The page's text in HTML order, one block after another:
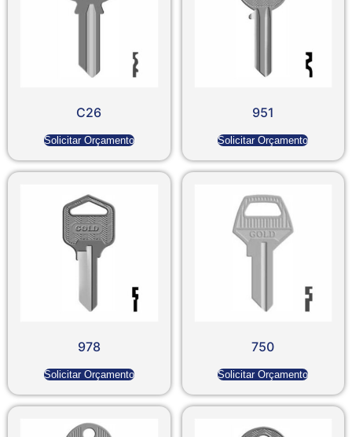
C26
Solicitar Orçamento
951
Solicitar Orçamento
978
Solicitar Orçamento
750
Solicitar Orçamento